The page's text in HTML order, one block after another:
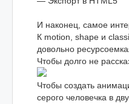
И наконец, самое
К motion, shape и
довольно
Чтобы долго не
Чтобы создать
серого человечка в